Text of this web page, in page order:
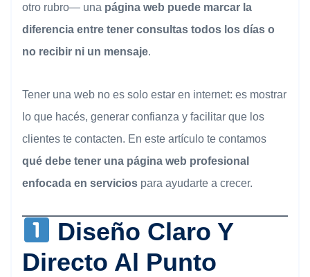
otro rubro— una página web puede marcar la
diferencia entre tener consultas todos los días o
no recibir ni un mensaje.
Tener una web no es solo estar en internet: es mostrar
lo que hacés, generar confianza y facilitar que los
clientes te contacten. En este artículo te contamos
qué debe tener una página web profesional
enfocada en servicios para ayudarte a crecer.
Diseño Claro Y
Directo Al Punto